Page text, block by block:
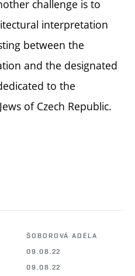
challenge is to
interpretation
between the
and the designated
to the
of Czech Republic.
ŠOBOROVÁ ADÉLA
09.08.22
09.08.22